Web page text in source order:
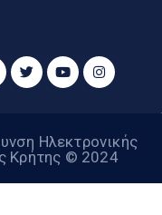
Ηλεκτρονικής
Κρήτης © 2024